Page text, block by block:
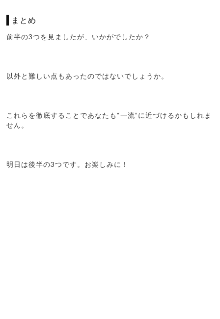
まとめ
前半の3つを見ましたが、いかがでしたか？
以外と難しい点もあったのではないでしょうか。
これらを徹底することであなたも“一流”に近づけるかもしれま
せん。
明日は後半の3つです。お楽しみに！